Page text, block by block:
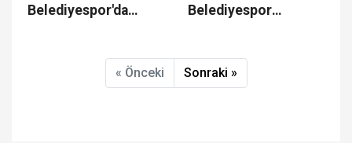
Belediyespor'da
Belediyespor
« Önceki Sonraki »